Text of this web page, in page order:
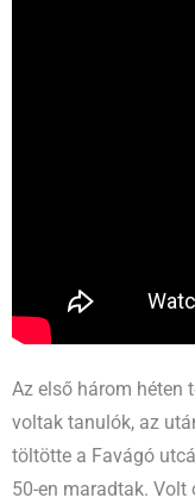
Az első három héten
voltak tanulók, az
töltötte a Favágó
50-en maradtak. Volt